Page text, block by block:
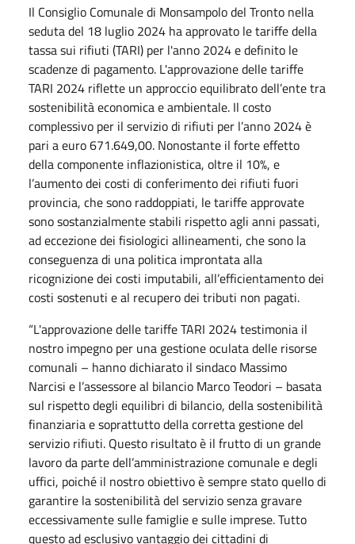
Il Consiglio Comunale di Monsampolo del Tronto nella
seduta del 18 luglio 2024 ha approvato le tariffe della
tassa sui rifiuti (TARI) per l'anno 2024 e definito le
scadenze di pagamento. L'approvazione delle tariffe
TARI 2024 riflette un approccio equilibrato dell’ente tra
sostenibilità economica e ambientale. Il costo
complessivo per il servizio di rifiuti per l’anno 2024 è
pari a euro 671.649,00. Nonostante il forte effetto
della componente inflazionistica, oltre il 10%, e
l’aumento dei costi di conferimento dei rifiuti fuori
provincia, che sono raddoppiati, le tariffe approvate
sono sostanzialmente stabili rispetto agli anni passati,
ad eccezione dei fisiologici allineamenti, che sono la
conseguenza di una politica improntata alla
ricognizione dei costi imputabili, all’efficientamento dei
costi sostenuti e al recupero dei tributi non pagati.
“L'approvazione delle tariffe TARI 2024 testimonia il
nostro impegno per una gestione oculata delle risorse
comunali – hanno dichiarato il sindaco Massimo
Narcisi e l’assessore al bilancio Marco Teodori – basata
sul rispetto degli equilibri di bilancio, della sostenibilità
finanziaria e soprattutto della corretta gestione del
servizio rifiuti. Questo risultato è il frutto di un grande
lavoro da parte dell’amministrazione comunale e degli
uffici, poiché il nostro obiettivo è sempre stato quello di
garantire la sostenibilità del servizio senza gravare
eccessivamente sulle famiglie e sulle imprese. Tutto
questo ad esclusivo vantaggio dei cittadini di